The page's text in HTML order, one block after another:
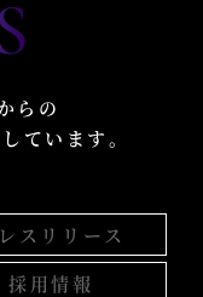
らの
ています。
スリリース
採用情報